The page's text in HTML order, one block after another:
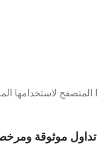
لاستخدامها